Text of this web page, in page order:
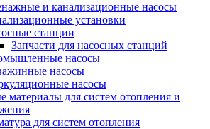
и канализационные насосы
установки
станции
Запчасти для насосных станций
насосы
насосы
насосы
материалы для систем отопления и
для систем отопления